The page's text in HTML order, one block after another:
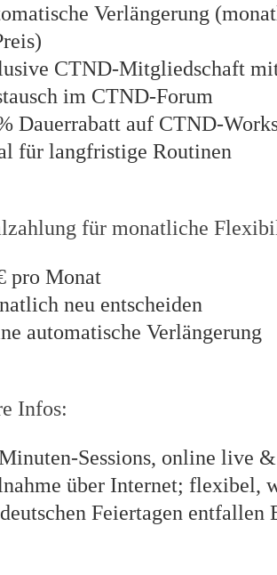
Verlängerung
CTND-Mitgliedschaft
im CTND-Forum
Dauerrabatt auf CTND-
für langfristige Routinen
für monatliche
pro Monat
neu entscheiden
automatische Verlängerung
Infos:
Sessions, online live
über Internet; flexibel,
Feiertagen entfallen